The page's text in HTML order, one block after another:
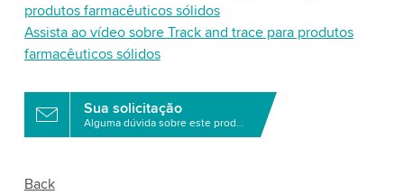
produtos farmacêuticos sólidos
Assista ao vídeo sobre Track and trace para produtos
farmacêuticos sólidos
Sua solicitação
Alguma dúvida sobre este produto?
Back